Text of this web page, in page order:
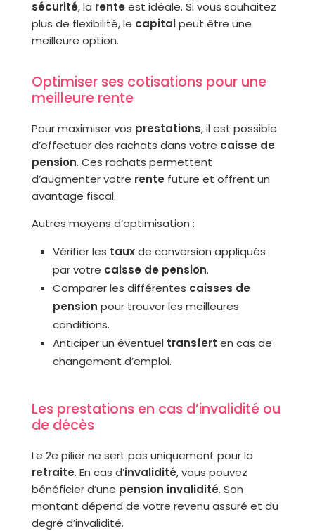
sécurité, la rente est idéale. Si vous souhaitez
plus de flexibilité, le capitalpeut être une
meilleure option.
Optimiser ses cotisations pour une
meilleure rente
Pour maximiser vos prestations, il est possible
d’effectuer des rachats dans votre caisse de
pension. Ces rachats permettent
d’augmenter votre rente future et offrent un
avantage fiscal.
Autres moyens d’optimisation :
Vérifier les tauxde conversion appliqués
par votre caisse de pension.
Comparer les différentes caisses de
pension pour trouver les meilleures
conditions.
Anticiper un éventuel transfert en cas de
changement d’emploi.
Les prestations en cas d’invalidité ou
de décès
Le 2e pilier ne sert pas uniquement pour la
retraite. En cas d’invalidité, vous pouvez
bénéficier d’une pension invalidité. Son
montant dépend de votre revenu assuré et du
degré d’invalidité.